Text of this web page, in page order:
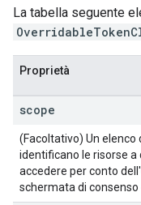
La tabella seguente
Proprietà
scope
(Facoltativo) Un
identificano le risorse
accedere per conto
schermata di consenso